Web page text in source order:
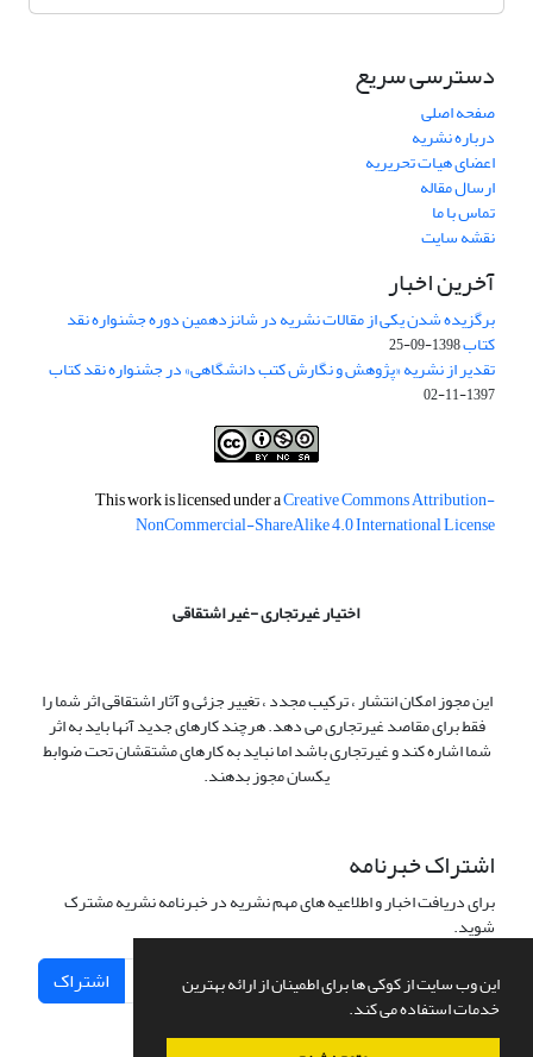
این وب سایت از کوکی ها برای اطمینان از ارائه بهترین
خدمات استفاده می کند.
دسترسی سریع
صفحه اصلی
درباره نشریه
اعضای هیات تحریریه
ارسال مقاله
تماس با ما
نقشه سایت
آخرین اخبار
برگزیده شدن یکی از مقالات نشریه در شانزدهمین دوره جشنواره نقد
کتاب1398-09-25
تقدیر از نشریه «پژوهش و نگارش کتب دانشگاهی» در جشنواره نقد کتاب
1397-11-02
This work is licensed under aCreative Commons Attribution-
NonCommercial-ShareAlike 4.0 International License
اختیار غیرتجاری -غیر اشتقاقی
این مجوز امکان انتشار ، ترکیب مجدد ، تغییر جزئی و آثار اشتقاقی اثر شما را
فقط برای مقاصد غیرتجاری می دهد. هرچند کارهای جدید آنها باید به اثر
شما اشاره کند و غیرتجاری باشد اما نباید به کارهای مشتقشان تحت ضوابط
یکسان مجوز بدهند.
اشتراک خبرنامه
برای دریافت اخبار و اطلاعیه های مهم نشریه در خبرنامه نشریه مشترک
شوید.
اشتراک